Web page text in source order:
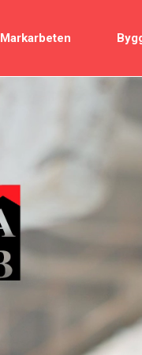
Markarbeten